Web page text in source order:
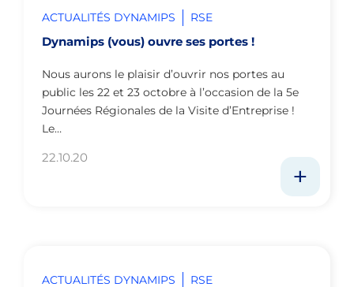
ACTUALITÉS DYNAMIPS RSE
Dynamips (vous) ouvre ses portes !
Nous aurons le plaisir d’ouvrir nos portes au
public les 22 et 23 octobre à l’occasion de la 5e
Journées Régionales de la Visite d’Entreprise !
Le…
22.10.20
ACTUALITÉS DYNAMIPS RSE